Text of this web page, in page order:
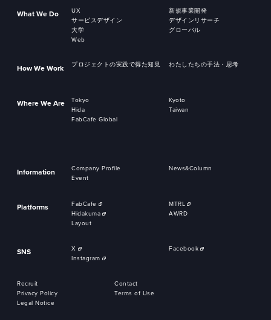
What We Do UX
新規事業開発
サービスデザイン
デザインリサーチ
大学
グローバル
Web
How We Work プロジェクトの実践で得た知見 わたしたちの手法・思考
Where We Are Tokyo
Kyoto
Hida
Taiwan
FabCafe Global
Information Company Profile
News&Column
Event
Platforms FabCafe
MTRL
Hidakuma
AWRD
Layout
SNS X
Facebook
Instagram
Recruit
Contact
Privacy Policy
Terms of Use
Legal Notice